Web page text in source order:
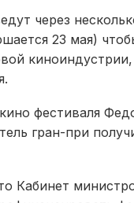
через
23 мая)
фестиваля
гран-при
Кабинет